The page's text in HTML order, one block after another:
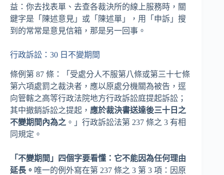
益：你去找表單、去查各裁決所的線上服務時，關
鍵字是「陳述意見」或「陳述單」，用「申訴」搜
到的常常是意見信箱，那是另一回事。
行政訴訟：30 日不變期間
條例第 87 條：「受處分人不服第八條或第三十七條
第六項處罰之裁決者，應以原處分機關為被告，逕
向管轄之高等行政法院地方行政訴訟庭提起訴訟；
其中撤銷訴訟之提起， 應於裁決書送達後三十日之
不變期間內為之 。」行政訴訟法第 237 條之 3 有相
同規定。
「不變期間」四個字要看懂：它不能因為任何理由
延長。 唯一的例外寫在第 237 條之 3 第 3 項：因原